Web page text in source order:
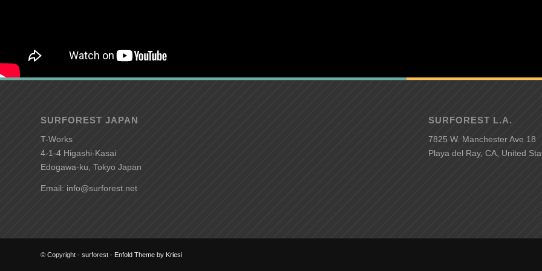
SURFOREST JAPAN
T-Works
4-1-4 Higashi-Kasai
Edogawa-ku, Tokyo Japan
Email: info@surforest.net
SURFOREST L.A.
7825 W. Manchester Ave 18
Playa del Ray, CA, United
© Copyright - surforest - Enfold Theme by Kriesi